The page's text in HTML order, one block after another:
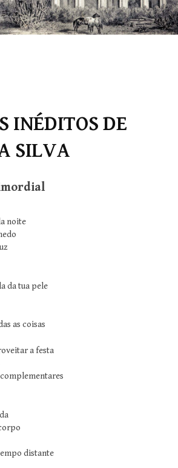
INÉDITOS DE
SILVA
noite
da tua pele
as coisas
a festa
distante